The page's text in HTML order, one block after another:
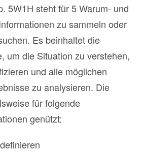
5W1H steht für 5 Warum- und
zu sammeln oder
Es beinhaltet die
um die Situation zu verstehen,
und alle möglichen
zu analysieren. Die
für folgende
genützt: